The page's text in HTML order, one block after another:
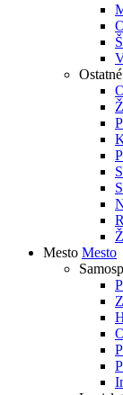
Ostatné
Mesto Mesto